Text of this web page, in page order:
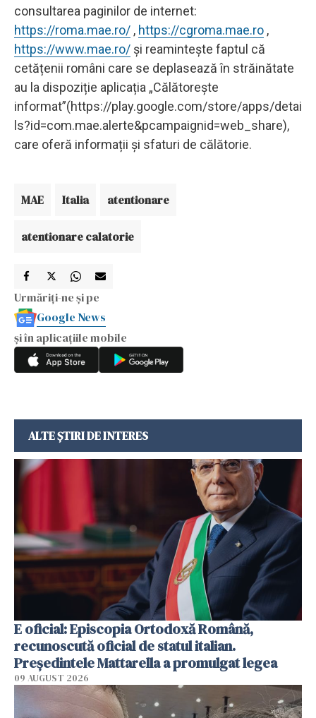
consultarea paginilor de internet:
https://roma.mae.ro/ , https://cgroma.mae.ro ,
https://www.mae.ro/ și reamintește faptul că
cetățenii români care se deplasează în străinătate
au la dispoziție aplicația „Călătoreşte
informat”(https://play.google.com/store/apps/detai
ls?id=com.mae.alerte&pcampaignid=web_share),
care oferă informații și sfaturi de călătorie.
MAE Italia atentionare
atentionare calatorie
Urmăriți-ne și pe
Google News
și în aplicațiile mobile
ALTE ȘTIRI DE INTERES
E oficial: Episcopia Ortodoxă Română,
recunoscută oficial de statul italian.
Președintele Mattarella a promulgat legea
09 AUGUST 2026